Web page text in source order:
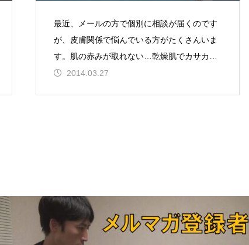
最近、メールの方で個別に相談が届くのです
が、皮膚関係で悩んでいる方がたくさんいま
す。肌の赤みが取れない…乾燥肌でカサカサ
している…或いは脂性でギトギトしている…
2014.03.27